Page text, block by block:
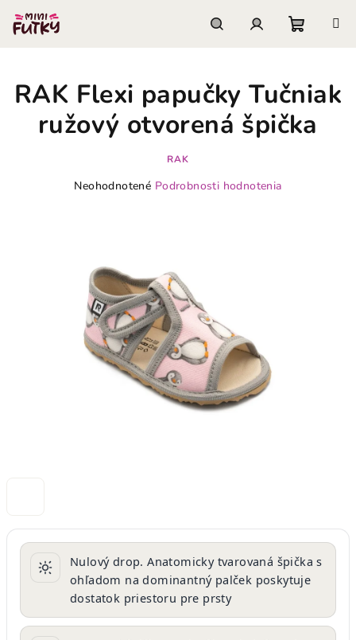
obsah
košík
Nulový drop. Anatomicky tvarovaná špička s
ohľadom na dominantný palček poskytuje
dostatok priestoru pre prsty
RAK Flexi papučky Tučniak
ružový otvorená špička
RAK
Priemerné
hviezdičiek.
Neohodnotené Podrobnosti hodnotenia